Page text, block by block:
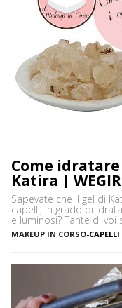
Come
Katira |
Sapevate che il gel di
capelli, in grado di
e luminosi? Tante di voi
La Katira o Gomma
ottenuta dalla linfa
MAKEUP IN CORSO-CAPELLI